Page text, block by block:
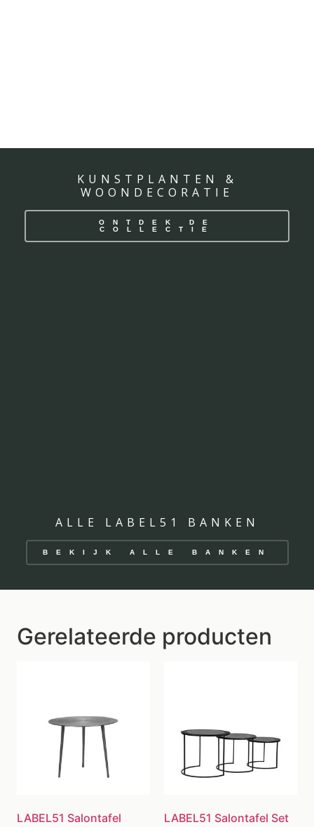
KUNSTPLANTEN &
WOONDECORATIE
ONTDEK DE
COLLECTIE
ALLE LABEL51 BANKEN
BEKIJK ALLE BANKEN
Gerelateerde producten
LABEL51 Salontafel
LABEL51 Salontafel Set